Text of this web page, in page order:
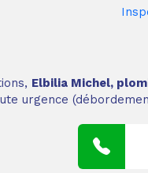
Elbilia Michel,
urgence